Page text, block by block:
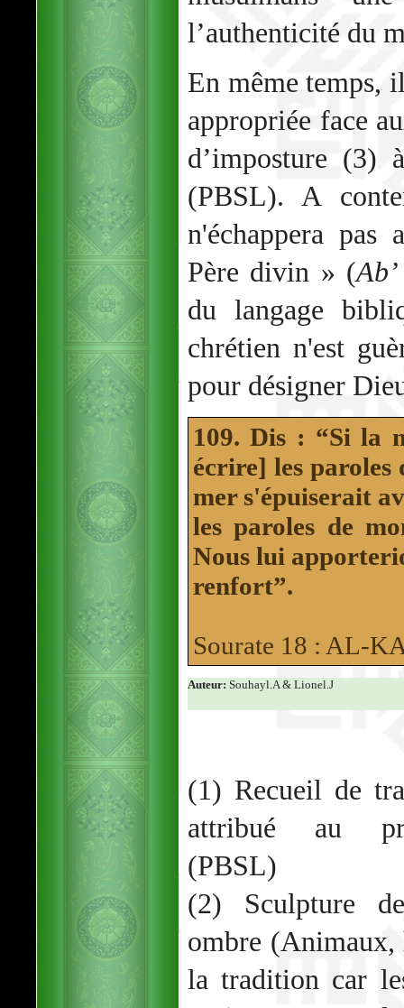
l’authenticité du
En même temps,
appropriée face
d’imposture (3)
(PBSL). A
n'échappera
Père divin » (
du langage
chrétien n'est
pour désigner
109. Dis : “Si la
écrire] les paroles
mer s'épuiserait
les paroles de
Nous lui
renfort”.
Sourate 18 : AL-
Auteur: Souhayl.A & Lionel.J
(1) Recueil de
attribué au
(PBSL)
(2) Sculpture
ombre
la tradition car